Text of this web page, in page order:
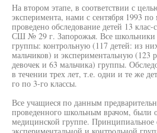
На втором этапе, в соответствии с
эксперимента, нами с сентября 1993
проведено обследование детей 13 клас-
СШ № 29 г. Запорожья. Все школьники
группы: контрольную (117 детей: из
мальчиков) и экспериментальную (123
девочек и 63 мальчика) группы.
в течении трех лет, т.е. одни и те же
го по 3-го классы.
Все учащиеся по данным
проведенного школьным врачом, были
медицинской группе. Принципиальное